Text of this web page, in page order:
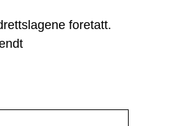
foretatt.